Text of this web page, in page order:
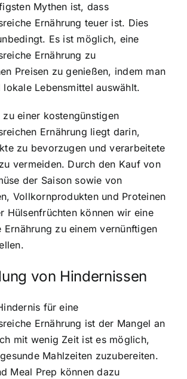
Mythen ist, dass
Ernährung teuer ist. Dies
Es ist möglich, eine
Ernährung zu
Preisen zu genießen, indem man
lokale Lebensmittel auswählt.
zu einer kostengünstigen
Ernährung liegt darin,
zu bevorzugen und verarbeitete
vermeiden. Durch den Kauf von
der Saison sowie von
Vollkornprodukten und Proteinen
Hülsenfrüchten können wir eine
Ernährung zu einem vernünftigen
von Hindernissen
für eine
Ernährung ist der Mangel an
mit wenig Zeit ist es möglich,
Mahlzeiten zuzubereiten.
Meal Prep können dazu